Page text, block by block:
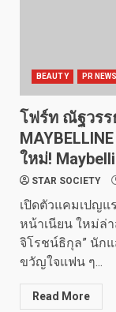
BEAUTY PR NEWS
โฟร์ท ณัฐวรร
ใหม่!
STAR SOCIETY
เปิดตัวแคมเปญแ
หน้าเนียน ใหม่ล่
จิโรชน์ธิกุล” นัก
ขวัญใจแฟน ๆ...
Read More